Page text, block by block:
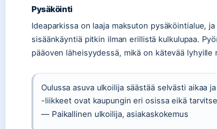
Pysäköinti
Ideaparkissa on laaja maksuton pysäköintialue,
sisäänkäyntiä pitkin ilman erillistä kulkulupaa.
pääoven läheisyydessä, mikä on kätevää lyhyille
Oulussa asuva ulkoilija säästää selvästi aikaa
-liikkeet ovat kaupungin eri osissa eikä
— Paikallinen ulkoilija, asiakaskokemus